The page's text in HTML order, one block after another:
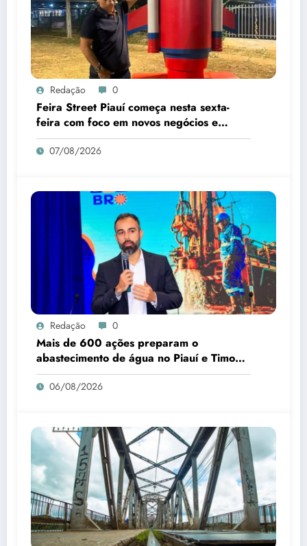
Redação 0
Feira Street Piauí começa nesta sexta-
feira com foco em novos negócios e
empreendedorismo
07/08/2026
Redação 0
Mais de 600 ações preparam o
abastecimento de água no Piauí e Timon
para o B-R-O-BRÓ
06/08/2026